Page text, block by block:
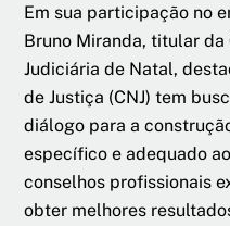
Em sua participação no
Bruno Miranda, titular da
Judiciária de Natal,
de Justiça (CNJ) tem
diálogo para a
específico e adequado
conselhos profissionais
obter melhores